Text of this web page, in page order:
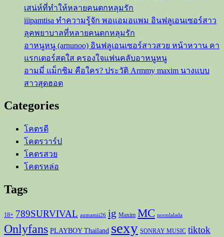
เสน่ห์ที่ทำให้หลายคนตกหลุมรัก
iiipamtisa ทำความรู้จัก พอแอมอแพม อินฟลูเอนเซอร์สาว
ลุคพยาบาลที่หลายคนตกหลุมรัก
อาหนูหนู (arnunoo) อินฟลูเอนเซอร์สาวสวย หน้าหวาน คา
แรกเตอร์สดใส ครองใจแฟนคลับอาหนูหนู
อามมี่ แม็กซิม คือใคร? ประวัติ Armmy maxim นางแบบ
สาวสุดฮอต
Categories
โคตรดี
โคตรวาร์ป
โคตรสวย
โคตรหล่อ
Tags
18+ 789SURVIVAL aumamii26 ig Maxim MC noonlalada
Onlyfans PLAYBOY Thailand sexy SONRAY MUSIC tiktok